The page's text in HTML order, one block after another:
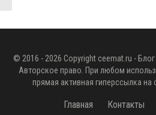
© 2016 - 2026 Copyright ceemat.ru -
Авторское право. При любом
прямая активная гиперссылка на
Главная Контакты